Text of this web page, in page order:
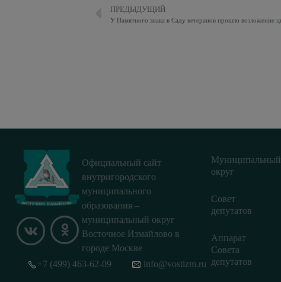
ПРЕДЫДУЩИЙ
Официальный сайт
внутригородского
муниципального
образования –
муниципальный округ
Восточное Измайлово в
городе Москве
Муниципальный
округ
Совет
депутатов
Аппарат
Совета
депутатов
+7 (499) 463-62-09 info@vostizm.ru